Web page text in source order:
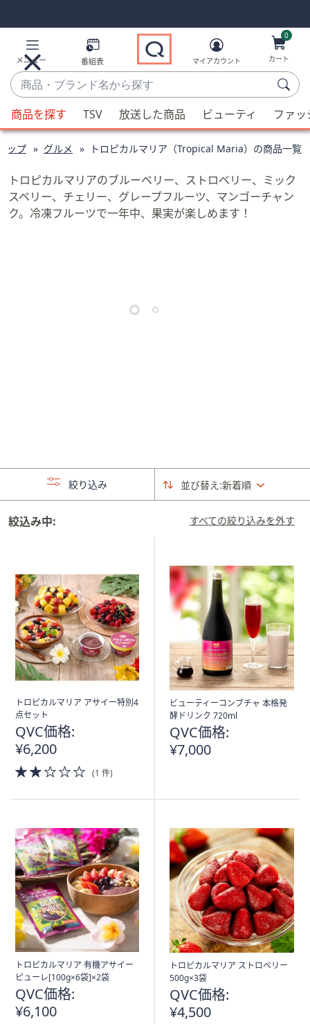
Links
Links2
メニュー 番組表
商
品・
ブ
ラ
ン
名
か
ら
候
補
利
用
可
能
な
チ
バ
イ
左
右
に
ス
ワ
イ
プ
て
閲
覧
で
き
す。
マイアカウント
0
カート
商品を探す TSV 放送した商品 ビューティ ファ
ップ グルメ トロピカルマリア（Tropical Maria）の商品一覧
トロピカルマリアのブルーベリー、ストロベリー、ミック
スベリー、チェリー、グレープフルーツ、マンゴーチャン
ク。冷凍フルーツで一年中、果実が楽しめます！
並び替え:新着順
絞り込み
すべての絞り込みを外す
絞込み中:
トロピカルマリア アサイー特別4
点セット
QVC価格:
¥6,200
2.0
of
(1 件)
ビューティーコンブチャ 本格発
酵ドリンク 720ml
QVC価格:
¥7,000
トロピカルマリア 有機アサイー
ピューレ[100g×6袋]×2袋
QVC価格:
¥6,100
トロピカルマリア ストロベリー
500g×3袋
QVC価格:
¥4,500